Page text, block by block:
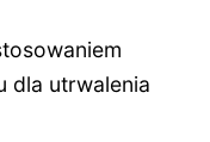
dla utrwalenia